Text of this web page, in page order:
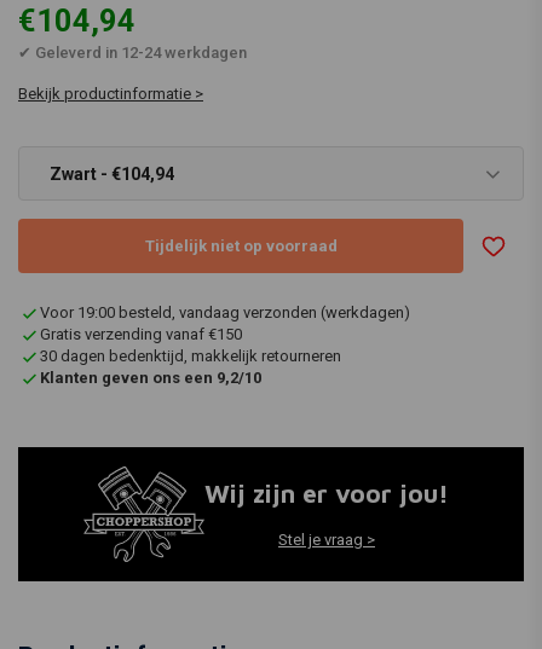
€104,94
✔ Geleverd in 12-24 werkdagen
Bekijk productinformatie >
Zwart - €104,94
Tijdelijk niet op voorraad
Voor 19:00 besteld, vandaag verzonden (werkdagen)
Gratis verzending vanaf €150
30 dagen bedenktijd, makkelijk retourneren
Klanten geven ons een 9,2/10
Wij zijn er voor jou!
Stel je vraag >